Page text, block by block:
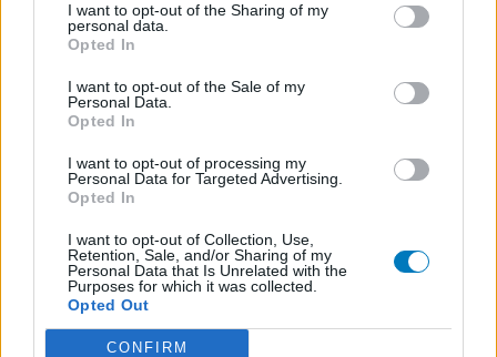
I want to opt-out of the Sharing of my
personal data.
Opted In
I want to opt-out of the Sale of my
Personal Data.
Opted In
I want to opt-out of processing my
Personal Data for Targeted Advertising.
Opted In
I want to opt-out of Collection, Use,
Retention, Sale, and/or Sharing of my
Personal Data that Is Unrelated with the
Purposes for which it was collected.
Opted Out
CONFIRM
propranolol (80mg)
Hoge bloeddruk
Effectiviteit
Hoeveelheid bijwerkingen
Vanaf dag van inname elke nacht benauwdheid met
kriebelhoest. Na enkele dagen kreeg ik er een inhalator
met Ventalin bij, dat hielp een beetje, maar toch bleef ik
ontstonden jeukende galbulten op mijn buik. Mijn
bloeddruk was wel meteen gedaald en had normale
waarde, ook hart was rustig door dit medicijn. Ben
gestopt door bijwe[lees meer...]